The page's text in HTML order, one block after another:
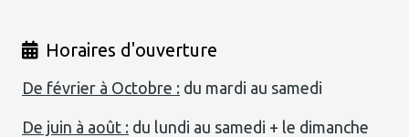
Horaires d'ouverture
De février à Octobre : du mardi au samedi
De juin à août : du lundi au samedi + le dimanche